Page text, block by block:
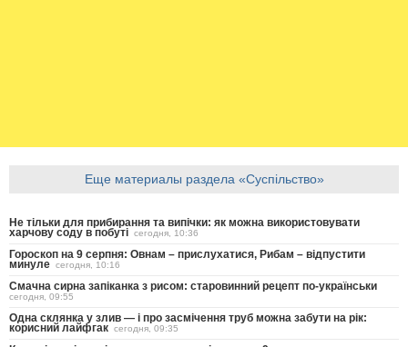
Еще материалы раздела «Суспільство»
Не тільки для прибирання та випічки: як можна використовувати
харчову соду в побуті сегодня, 10:36
Гороскоп на 9 серпня: Овнам – прислухатися, Рибам – відпустити
минуле сегодня, 10:16
Смачна сирна запіканка з рисом: старовинний рецепт по-українськи
сегодня, 09:55
Одна склянка у злив — і про засмічення труб можна забути на рік:
корисний лайфгак сегодня, 09:35